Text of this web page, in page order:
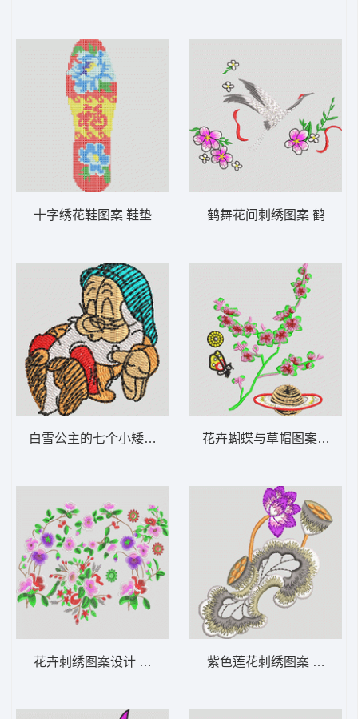
十字绣花鞋图案 鞋垫
白雪公主的七个小矮人之一 人物 小矮人 白
花卉刺绣图案设计 靓花
鹤舞花间刺绣图案 鹤
花卉蝴蝶与草帽图案 简单花
紫色莲花刺绣图案 荷花